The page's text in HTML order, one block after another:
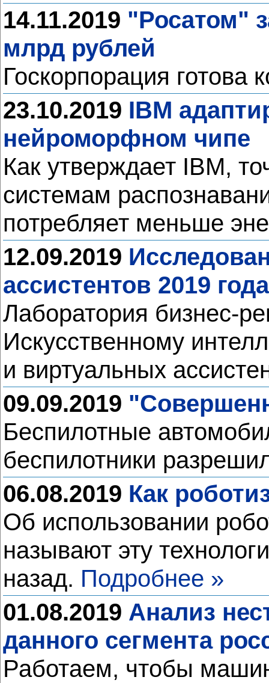
14.11.2019 "Росатом"
млрд рублей
Госкорпорация готова
23.10.2019 IBM
нейроморфном чипе
Как утверждает IBM,
системам
потребляет меньше
12.09.2019
ассистентов 2019 года
Лаборатория бизнес-
Искусственному
и виртуальных
09.09.2019
Беспилотные
беспилотники
06.08.2019 Как
Об использовании
называют эту
назад. Подробнее »
01.08.2019 Анализ
данного сегмента
Работаем, чтобы